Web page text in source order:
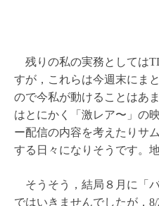
残りの私の実務としては
すが，これらは今週末にま
ので今私が動けることはあ
はとにかく「激レア〜」の
ー配信の内容を考えたりサ
する日々になりそうです。地
そうそう，結局８月に「
ではいきませんでしたが，